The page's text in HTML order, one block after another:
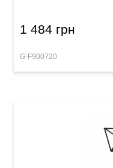
1 484 грн
G-F900720